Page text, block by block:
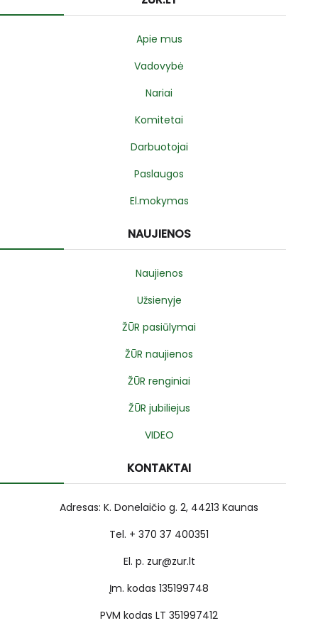
Apie mus
Vadovybė
Nariai
Komitetai
Darbuotojai
Paslaugos
El.mokymas
NAUJIENOS
Naujienos
Užsienyje
ŽŪR pasiūlymai
ŽŪR naujienos
ŽŪR renginiai
ŽŪR jubiliejus
VIDEO
KONTAKTAI
Adresas: K. Donelaičio g. 2, 44213 Kaunas
Tel. + 370 37 400351
El. p. zur@zur.lt
Įm. kodas 135199748
PVM kodas LT 351997412